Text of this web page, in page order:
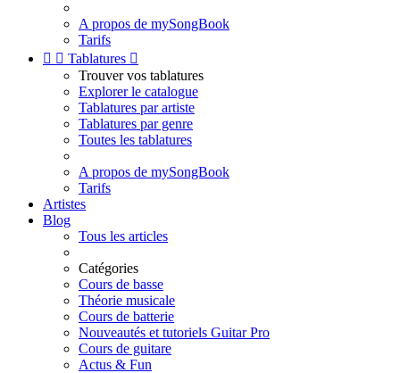
A propos de mySongBook
Tarifs
  Tablatures 
Trouver vos tablatures
Explorer le catalogue
Tablatures par artiste
Tablatures par genre
Toutes les tablatures
A propos de mySongBook
Tarifs
Artistes
Blog
Tous les articles
Catégories
Cours de basse
Théorie musicale
Cours de batterie
Nouveautés et tutoriels Guitar Pro
Cours de guitare
Actus & Fun